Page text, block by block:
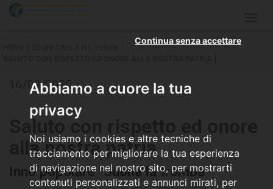
Abbiamo a cuore la tua
privacy
Noi usiamo i cookies e altre tecniche di
tracciamento per migliorare la tua esperienza
di navigazione nel nostro sito, per mostrarti
contenuti personalizzati e annunci mirati, per
Continua senza accettare
16/09/2020
Saluto con rispetto ed onore
alla nostra patria
Inno popolare "Suona la tromba"